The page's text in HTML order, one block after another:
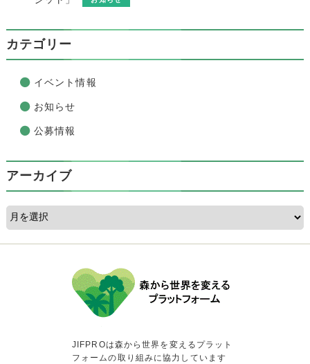
カテゴリー
イベント情報
お知らせ
公募情報
アーカイブ
JIFPROは森から世界を変えるプラット
フォームの取り組みに協力しています